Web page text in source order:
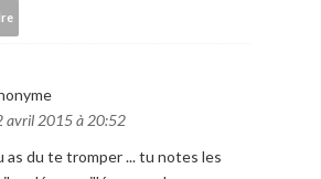
avril 2015 à 20:52
as du te tromper ... tu notes les